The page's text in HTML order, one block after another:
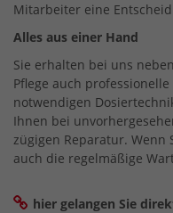
Mitarbeiter eine
Alles aus einer Hand
Sie erhalten bei uns
Pflege auch
notwendigen
Ihnen bei
zügigen Reparatur.
auch die regelmäßige
hier gelangen Sie